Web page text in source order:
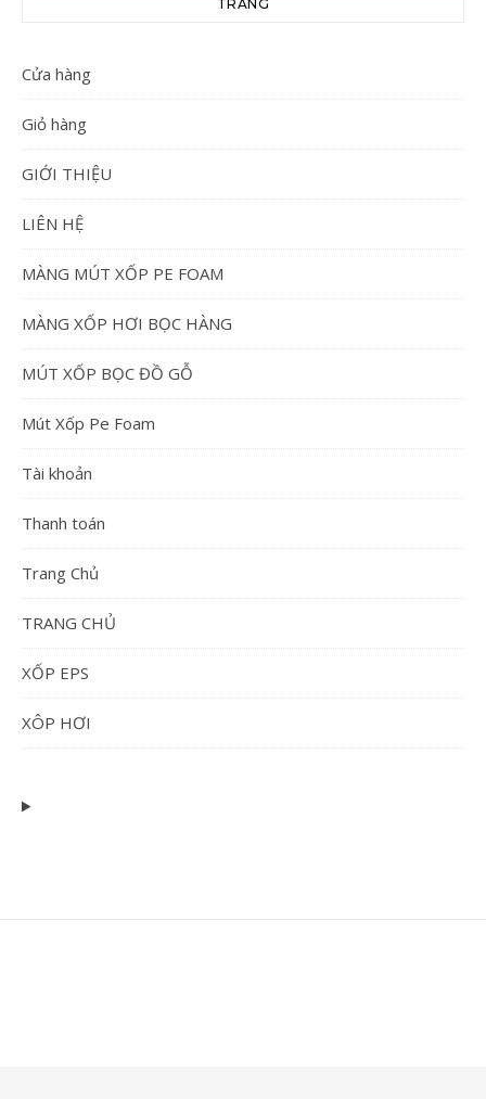
TRANG
Cửa hàng
Giỏ hàng
GIỚI THIỆU
LIÊN HỆ
MÀNG MÚT XỐP PE FOAM
MÀNG XỐP HƠI BỌC HÀNG
MÚT XỐP BỌC ĐỒ GỖ
Mút Xốp Pe Foam
Tài khoản
Thanh toán
Trang Chủ
TRANG CHỦ
XỐP EPS
XÔP HƠI